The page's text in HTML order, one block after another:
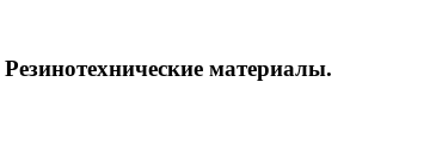
Резинотехнические материалы.